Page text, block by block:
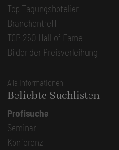
Top Tagungshotelier
Branchentreff
TOP 250 Hall of Fame
Bilder der Preisverleihung
Alle Informationen
Beliebte Suchlisten
Profisuche
Seminar
Konferenz